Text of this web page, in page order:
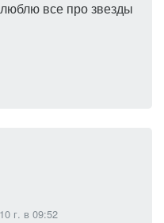
люблю все про звезды
г. в 09:52